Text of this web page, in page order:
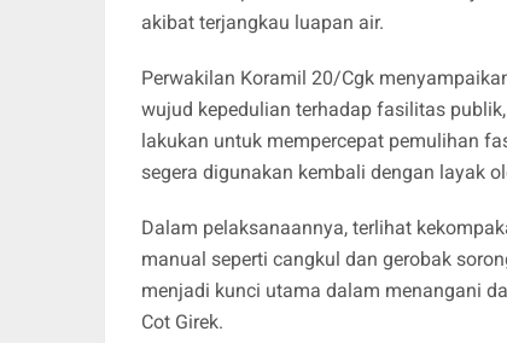
akibat terjangkau luapan air.
Perwakilan Koramil 20/Cgk
wujud kepedulian terhadap fasilitas
lakukan untuk mempercepat pemulihan
segera digunakan kembali dengan layak
Dalam pelaksanaannya, terlihat
manual seperti cangkul dan gerobak
menjadi kunci utama dalam menangani
Cot Girek.